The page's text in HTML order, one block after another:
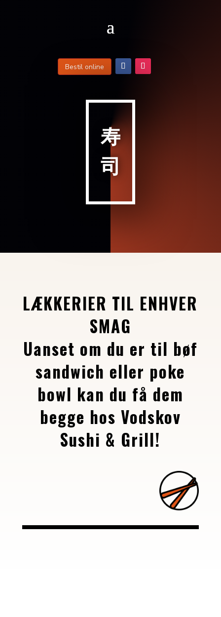
Bestil online
寿
司
LÆKKERIER TIL ENHVER
SMAG
Uanset om du er til bøf
sandwich eller poke
bowl kan du få dem
begge hos Vodskov
Sushi & Grill!